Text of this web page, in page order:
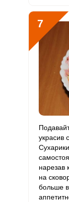
7
украсив
нарезав
на
больше